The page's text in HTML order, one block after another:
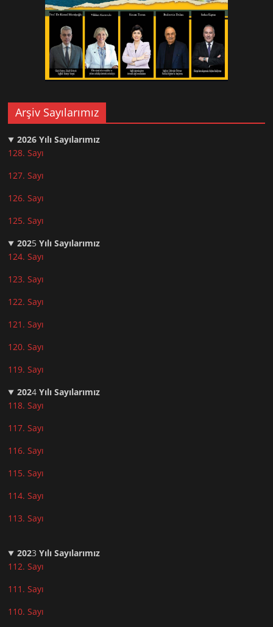
Arşiv Sayılarımız
2026 Yılı Sayılarımız
128. Sayı
127. Sayı
126. Sayı
125. Sayı
2025Yılı Sayılarımız
124. Sayı
123. Sayı
122. Sayı
121. Sayı
120. Sayı
119. Sayı
2024Yılı Sayılarımız
118. Sayı
117. Sayı
116. Sayı
115. Sayı
114. Sayı
113. Sayı
2023Yılı Sayılarımız
112. Sayı
111. Sayı
110. Sayı